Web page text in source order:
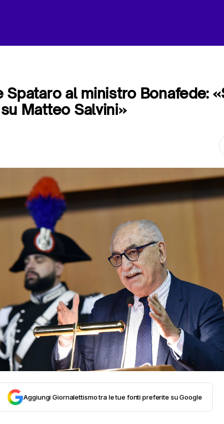
Spataro al ministro Bonafede:
Matteo Salvini»
Aggiungi Giornalettismo tra le tue fonti preferite su Google